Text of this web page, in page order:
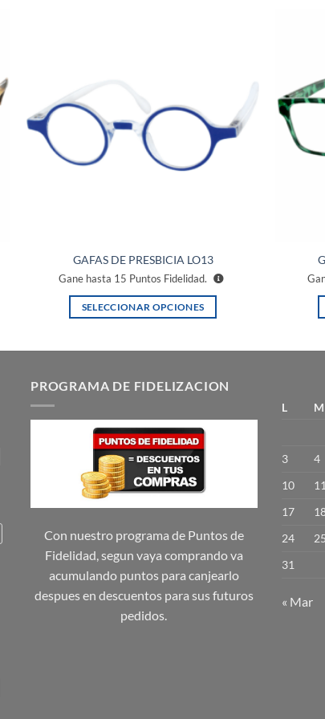
GAFAS DE PRESBICIA LO13
Gane hasta 15 Puntos Fidelidad.
SELECCIONAR OPCIONES
múltiples
Las
opciones
se
pueden
elegir
en
la
de
producto
PROGRAMA DE FIDELIZACION
Con nuestro programa de Puntos de
Fidelidad, segun vaya comprando va
acumulando puntos para canjearlo
despues en descuentos para sus futuros
pedidos.
L M
3
4
10
11
17
24
25
31
« Mar